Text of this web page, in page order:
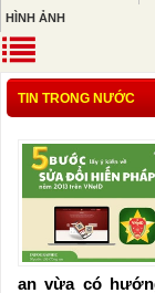
HÌNH ẢNH
TIN TRONG NƯỚC
an vừa có